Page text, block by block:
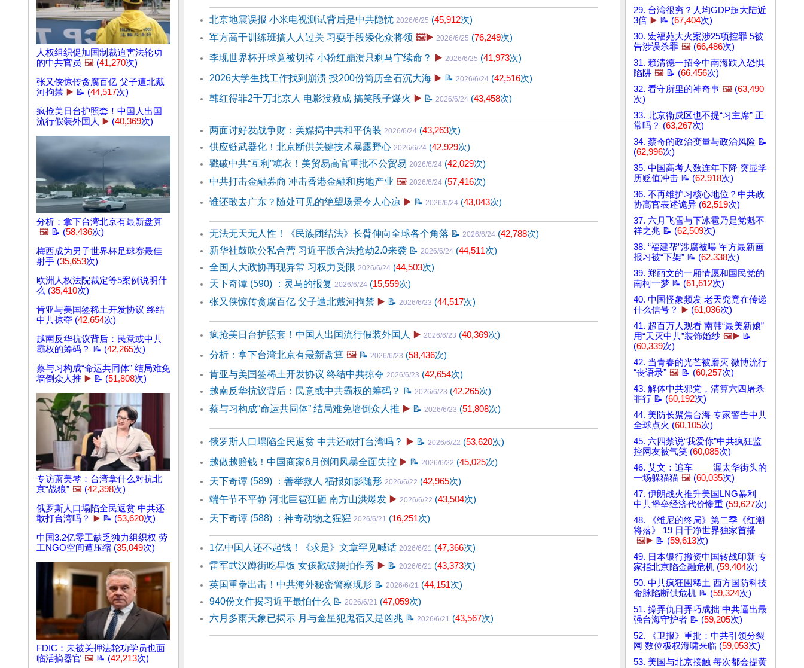
人权组织促加国制裁迫害法轮功
的中共官员 🖼️ (41,270次)
张又侠惊传贪腐百亿 父子遭北戴
河拘禁 ▶️ 📝 (44,517次)
疯抢美日台护照套！中国人出国
流行假装外国人 ▶️ (40,369次)
分析：拿下台湾北京有最新盘算
🖼️ 📝 (58,436次)
梅西成为男子世界杯足球赛最佳
射手 (35,653次)
欧洲人权法院裁定等5案例说明什
么 (35,410次)
肯亚与美国签稀土开发协议 终结
中共掠夺 (42,654次)
越南反华抗议背后：民意或中共
霸权的筹码？ 📝 (42,265次)
蔡与习构成“命运共同体” 结局难免
墙倒众人推 ▶️ 📝 (51,808次)
专访萧美琴：台湾拿什么对抗北
京“战狼” 🖼️ (42,398次)
俄罗斯人口塌陷全民返贫 中共还
敢打台湾吗？
▶️ 📝 (53,620次)
中国3.2亿零工缺乏独力组织权 劳
工NGO空间遭压缩 (35,049次)
FDIC：未被关押法轮功学员也面
临活摘器官 🖼️ 📝 (42,213次)
北京地震误报 小米电视测试背后是中共隐忧 2026/6/25 (45,912次)
军方高干训练班搞人人过关 习耍手段矮化众将领 🖼️▶️ 2026/6/25 (76,249次)
李现世界杯开球竟被切掉 小粉红崩溃只剩马宁续命？ ▶️ 2026/6/25 (41,973次)
2026大学生找工作找到崩溃 投200份简历全石沉大海 ▶️ 📝 2026/6/24 (42,516次)
韩红得罪2千万北京人 电影没救成 搞笑段子爆火 ▶️ 📝 2026/6/24 (43,458次)
两面讨好发战争财：美媒揭中共和平伪装 2026/6/24 (43,263次)
供应链武器化！北京断供关键技术暴露野心 2026/6/24 (42,929次)
戳破中共“互利”糖衣！美贸易高官重批不公贸易 2026/6/24 (42,029次)
中共打击金融券商 冲击香港金融和房地产业 🖼️ 2026/6/24 (57,416次)
谁还敢去广东？随处可见的绝望场景令人心凉 ▶️ 📝 2026/6/24 (43,043次)
无法无天无人性！《民族团结法》长臂伸向全球各个角落 📝 2026/6/24 (42,788次)
新华社鼓吹公私合营 习近平版合法抢劫2.0来袭 📝 2026/6/24 (44,511次)
全国人大政协再现异常 习权力受限 2026/6/24 (44,503次)
天下奇谭 (590) ：灵马的报复 2026/6/24 (15,559次)
张又侠惊传贪腐百亿 父子遭北戴河拘禁 ▶️ 📝 2026/6/23 (44,517次)
疯抢美日台护照套！中国人出国流行假装外国人 ▶️ 2026/6/23 (40,369次)
分析：拿下台湾北京有最新盘算 🖼️ 📝 2026/6/23 (58,436次)
肯亚与美国签稀土开发协议 终结中共掠夺 2026/6/23 (42,654次)
越南反华抗议背后：民意或中共霸权的筹码？ 📝 2026/6/23 (42,265次)
蔡与习构成“命运共同体” 结局难免墙倒众人推 ▶️ 📝 2026/6/23 (51,808次)
俄罗斯人口塌陷全民返贫 中共还敢打台湾吗？ ▶️ 📝 2026/6/22 (53,620次)
越做越赔钱！中国商家6月倒闭风暴全面失控 ▶️ 📝 2026/6/22 (45,025次)
天下奇谭 (589) ：善举救人 福报如影随形 2026/6/22 (42,965次)
端午节不平静 河北巨雹狂砸 南方山洪爆发 ▶️ 2026/6/22 (43,504次)
天下奇谭 (588) ：神奇动物之猩猩 2026/6/21 (16,251次)
1亿中国人还不起钱！《求是》文章罕见喊话 2026/6/21 (47,366次)
雷军武汉蹲街吃早饭 女孩戳破摆拍作秀 ▶️ 📝 2026/6/21 (43,373次)
英国重拳出击！中共海外秘密警察现形 📝 2026/6/21 (44,151次)
940份文件揭习近平最怕什么 📝 2026/6/21 (47,059次)
六月多雨天象已揭示 月与金星犯鬼宿又是凶兆 📝 2026/6/21 (43,567次)
29. 台湾很穷？人均GDP超大陆近
3倍 ▶️ 📝 (67,404次)
30. 宏福苑大火案涉25项控罪 5被
告涉误杀罪 🖼️ (66,486次)
31. 赖清德一招令中南海跌入恐惧
陷阱 🖼️ 📝 (66,456次)
32. 看守所里的神奇事 🖼️ (63,490
次)
33. 北京衞戍区也不提“习主席” 正
常吗？ (63,267次)
34. 蔡奇的政治变量与政治风险 📝
(62,996次)
35. 中国高考人数连年下降 突显学
历贬值冲击 📝 (62,918次)
36. 不再维护习核心地位？中共政
协高官表述诡异 (62,519次)
37. 六月飞雪与下冰雹乃是党魁不
祥之兆 📝 (62,509次)
38. “福建帮”涉腐被曝 军方最新画
报习被“下架” 📝 (62,338次)
39. 郑丽文的一厢情愿和国民党的
南柯一梦 📝 (61,612次)
40. 中国怪象频发 老天究竟在传递
什么信号？
▶️ (61,036次)
41. 超百万人观看 南韩“最美新娘”
用“天灭中共”装饰婚纱 🖼️▶️ 📝
(60,339次)
42. 当青春的光芒被磨灭 微博流行
“丧语录” 🖼️ 📝 (60,257次)
43. 解体中共邪党，清算六四屠杀
罪行 📝 (60,192次)
44. 美防长聚焦台海 专家警告中共
全球点火 (60,105次)
45. 六四禁说“我爱你”中共疯狂监
控网友被气笑 (60,085次)
46. 艾文：追车 ——渥太华街头的
一场躲猫猫 🖼️ (60,035次)
47. 伊朗战火推升美国LNG暴利
中共堡垒经济代价惨重 (59,627次)
48. 《维尼的终局》第二季《红潮
将落》 19 日干净世界独家首播
🖼️▶️ 📝 (59,613次)
49. 日本银行撤资中国转战印新 专
家指北京陷金融危机 (59,404次)
50. 中共疯狂囤稀土 西方国防科技
命脉陷断供危机 📝 (59,324次)
51. 操弄仇日弄巧成拙 中共逼出最
强台海守护者 📝 (59,205次)
52. 《卫报》重批：中共引领分裂
网 数位极权海啸来临 (59,053次)
53. 美国与北京接触 每次都会提黄